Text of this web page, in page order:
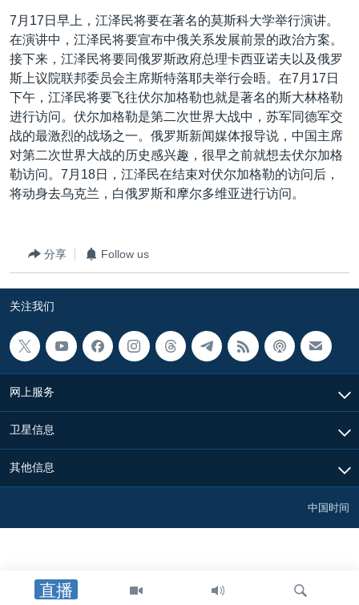
直播
7月17日早上，江泽民将要在著名的莫斯科大学举行演讲。
在演讲中，江泽民将要宣布中俄关系发展前景的政治方案。
接下来，江泽民将要同俄罗斯政府总理卡西亚诺夫以及俄罗
斯上议院联邦委员会主席斯特落耶夫举行会晤。在7月17日
下午，江泽民将要飞往伏尔加格勒也就是著名的斯大林格勒
进行访问。伏尔加格勒是第二次世界大战中，苏军同德军交
战的最激烈的战场之一。俄罗斯新闻媒体报导说，中国主席
对第二次世界大战的历史感兴趣，很早之前就想去伏尔加格
勒访问。7月18日，江泽民在结束对伏尔加格勒的访问后，
将动身去乌克兰，白俄罗斯和摩尔多维亚进行访问。
分享 Follow us
关注我们
网上服务
卫星信息
其他信息
中国时间